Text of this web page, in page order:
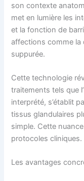
son contexte
met en lumière les
et la fonction de
affections comme la
suppurée.
Cette technologie
traitements tels que
interprété, s’établit
tissus glandulaires
simple. Cette
protocoles cliniques.
Les avantages